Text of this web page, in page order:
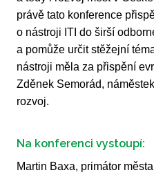
právě tato konference
o nástroji ITI do širší
a pomůže určit stěžejní
nástroji měla za přispění
Zděnek Semorád,
rozvoj.
Na konferenci vystoupí:
Martin Baxa, primátor